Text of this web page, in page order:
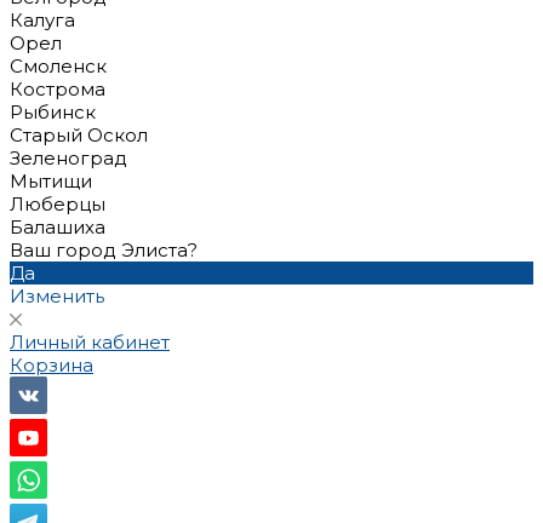
Калуга
Орел
Смоленск
Кострома
Рыбинск
Старый Оскол
Зеленоград
Мытищи
Люберцы
Балашиха
Ваш город Элиста?
Да
Изменить
Личный кабинет
Корзина